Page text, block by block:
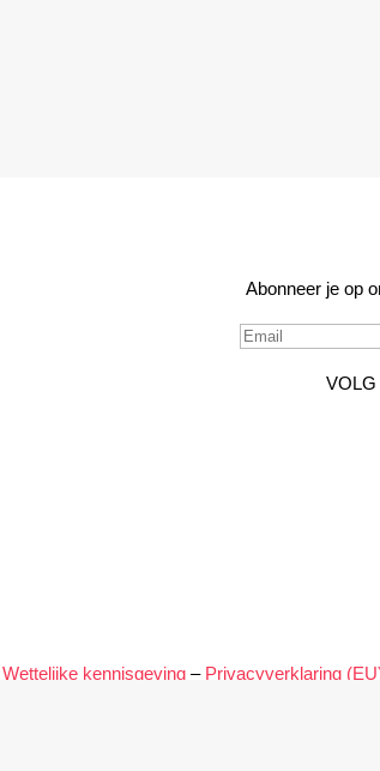
Abonneer je op
Wettelijke kennisgeving– Privacyverklaring